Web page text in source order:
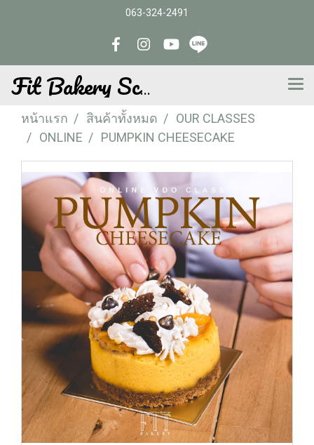
063-324-2491
Fit Bakery School
หน้าแรก สินค้าทั้งหมด
OUR CLASSES
ONLINE
PUMPKIN CHEESECAKE